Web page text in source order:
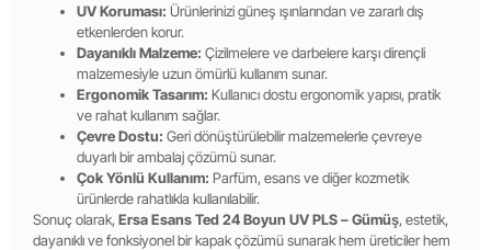
UV Koruması: Ürünlerinizi güneş ışınlarından ve zararlı dış
etkenlerden korur.
Dayanıklı Malzeme: Çizilmelere ve darbelere karşı dirençli
malzemesiyle uzun ömürlü kullanım sunar.
Ergonomik Tasarım: Kullanıcı dostu ergonomik yapısı, pratik
ve rahat kullanım sağlar.
Çevre Dostu: Geri dönüştürülebilir malzemelerle çevreye
duyarlı bir ambalaj çözümü sunar.
Çok Yönlü Kullanım: Parfüm, esans ve diğer kozmetik
ürünlerde rahatlıkla kullanılabilir.
Sonuç olarak, Ersa Esans Ted 24 Boyun UV PLS – Gümüş, estetik,
dayanıklı ve fonksiyonel bir kapak çözümü sunarak hem üreticiler hem